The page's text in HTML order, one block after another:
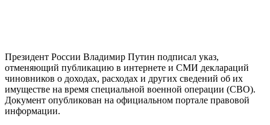
Президент России Владимир Путин подписал указ,
отменяющий публикацию в интернете и СМИ деклараций
чиновников о доходах, расходах и других сведений об их
имуществе на время специальной военной операции (СВО).
Документ опубликован на официальном портале правовой
информации.